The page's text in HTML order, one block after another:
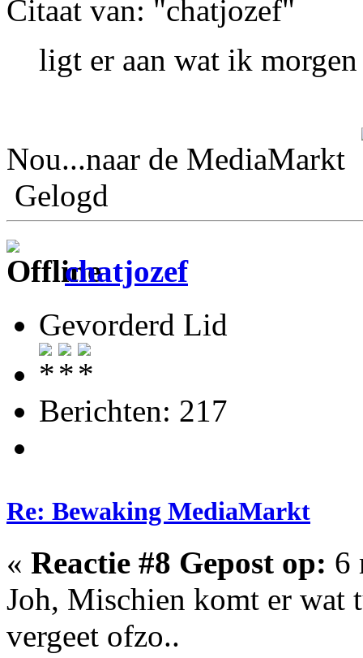
Citaat van: "chatjozef"
ligt er aan wat ik morgen
Nou...naar de MediaMarkt
Gelogd
chatjozef
Gevorderd Lid
Berichten: 217
Re: Bewaking MediaMarkt
« Reactie #8 Gepost op: 6
Joh, Mischien komt er wat
vergeet ofzo..